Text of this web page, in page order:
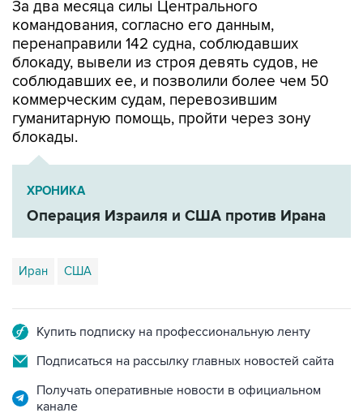
перенаправили 142 судна, соблюдавших
блокаду, вывели из строя девять судов, не
соблюдавших ее, и позволили более чем 50
коммерческим судам, перевозившим
гуманитарную помощь, пройти через зону
блокады.
ХРОНИКА
Операция Израиля и США против Ирана
Иран США
Подписаться на рассылку главных новостей сайта
Получать оперативные новости в официальном